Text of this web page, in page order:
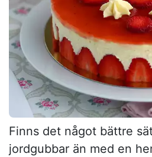
Finns det något bättre
jordgubbar än med en